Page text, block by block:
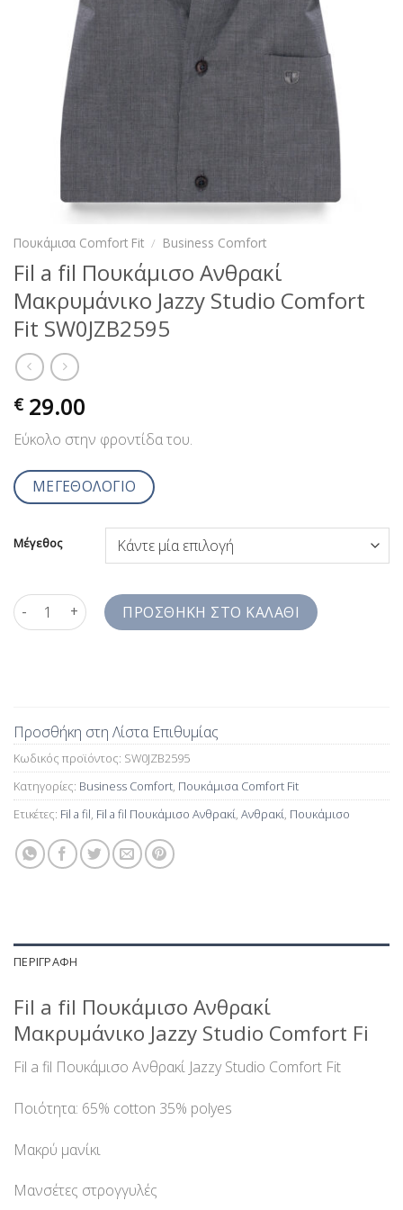
Πουκάμισα Comfort Fit / Business Comfort
Fil a fil Πουκάμισο Ανθρακί
Μακρυμάνικο Jazzy Studio Comfort
Fit SW0JZB2595
€ 29.00
Εύκολο στην φροντίδα του.
ΜΕΓΕΘΟΛΟΓΙΟ
Μέγεθος
Fil a fil Πουκάμισο Ανθρακί Μακρυμάνικο Jazzy Studio Comfort
ΠΡΟΣΘΉΚΗ ΣΤΟ ΚΑΛΆΘΙ
Προσθήκη στη Λίστα Επιθυμίας
Κωδικός προϊόντος: SW0JZB2595
Κατηγορίες: Business Comfort, Πουκάμισα Comfort Fit
Ετικέτες: Fil a fil, Fil a fil Πουκάμισο Ανθρακί, Ανθρακί, Πουκάμισο
ΠΕΡΙΓΡΑΦΉ
Fil a fil Πουκάμισο Ανθρακί
Μακρυμάνικο Jazzy Studio Comfort Fi
Fil a fil Πουκάμισο Ανθρακί Jazzy Studio Comfort Fit
Ποιότητα: 65% cotton 35% polyes
Μακρύ μανίκι
Μανσέτες στρογγυλές